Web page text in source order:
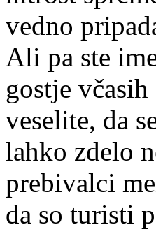
vedno
Ali pa ste
gostje
veselite, da
lahko zdelo
prebivalci
da so turisti